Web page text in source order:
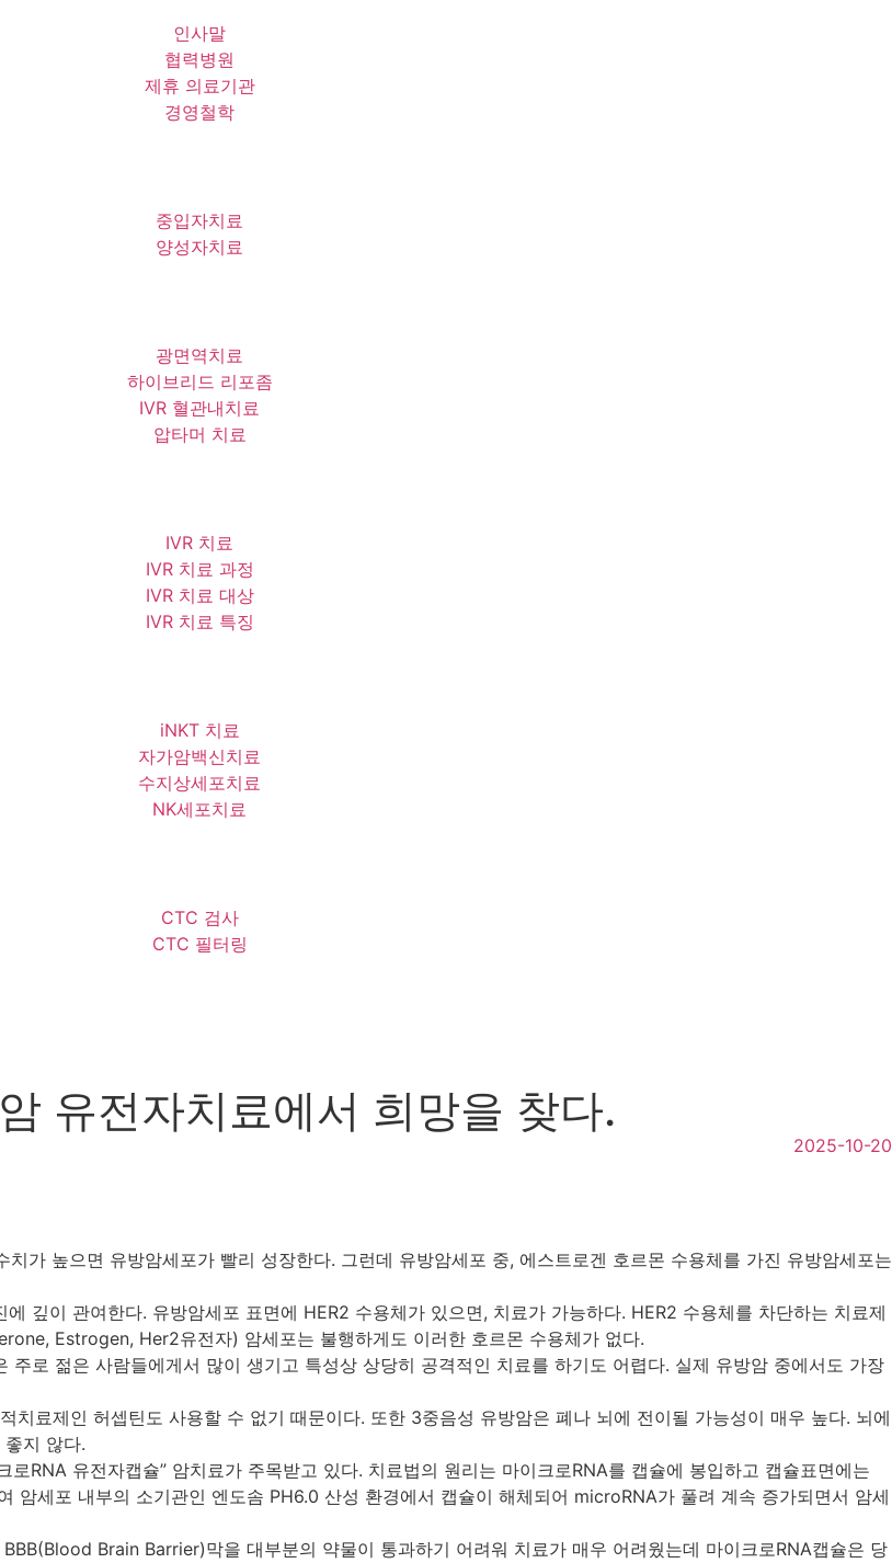
인사말
협력병원
제휴 의료기관
경영철학
중입자치료
양성자치료
광면역치료
하이브리드 리포좀
IVR 혈관내치료
압타머 치료
IVR 치료
IVR 치료 과정
IVR 치료 대상
IVR 치료 특징
iNKT 치료
자가암백신치료
수지상세포치료
NK세포치료
CTC 검사
CTC 필터링
유전자치료에서 희망을 찾다.
2025-10-20
가 높으면 유방암세포가 빨리 성장한다. 그런데 유방암세포 중, 에스트로겐 호르몬 수용체를 가진 유방암세포는
깊이 관여한다. 유방암세포 표면에 HER2 수용체가 있으면, 치료가 가능하다. HER2 수용체를 차단하는 치료제
Estrogen, Her2유전자) 암세포는 불행하게도 이러한 호르몬 수용체가 없다.
로 젊은 사람들에게서 많이 생기고 특성상 상당히 공격적인 치료를 하기도 어렵다. 실제 유방암 중에서도 가장
료제인 허셉틴도 사용할 수 없기 때문이다. 또한 3중음성 유방암은 폐나 뇌에 전이될 가능성이 매우 높다. 뇌에
지 않다.
RNA 유전자캡슐” 암치료가 주목받고 있다. 치료법의 원리는 마이크로RNA를 캡슐에 봉입하고 캡슐표면에는
암세포 내부의 소기관인 엔도솜 PH6.0 산성 환경에서 캡슐이 해체되어 microRNA가 풀려 계속 증가되면서 암세
Brain Barrier)막을 대부분의 약물이 통과하기 어려워 치료가 매우 어려웠는데 마이크로RNA캡슐은 당